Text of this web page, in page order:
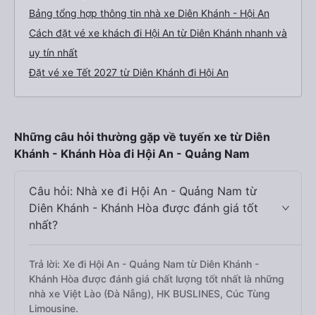
Bảng tổng hợp thông tin nhà xe Diên Khánh - Hội An
Cách đặt vé xe khách đi Hội An từ Diên Khánh nhanh và
uy tín nhất
Đặt vé xe Tết 2027 từ Diên Khánh đi Hội An
Những câu hỏi thường gặp về tuyến xe từ Diên
Khánh - Khánh Hòa đi Hội An - Quảng Nam
Câu hỏi: Nhà xe đi Hội An - Quảng Nam từ
Diên Khánh - Khánh Hòa được đánh giá tốt
nhất?
Trả lời: Xe đi Hội An - Quảng Nam từ Diên Khánh -
Khánh Hòa được đánh giá chất lượng tốt nhất là những
nhà xe Việt Lào (Đà Nẵng), HK BUSLINES, Cúc Tùng
Limousine.